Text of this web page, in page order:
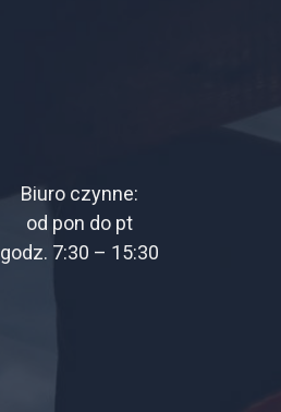
Biuro czynne:
od pon do pt
godz. 7:30 – 15:30